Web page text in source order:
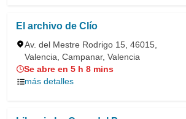
El archivo de Clío
Av. del Mestre Rodrigo 15, 46015,
Valencia, Campanar, Valencia
Se abre en 5 h 8 mins
más detalles